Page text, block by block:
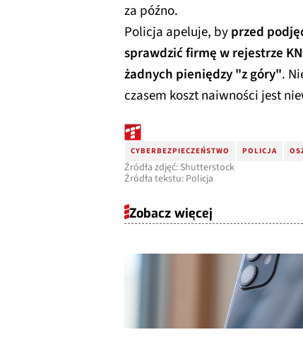
za późno.
Policja apeluje, byprzed
sprawdzić firmę w rejestrze
żadnych pieniędzy "z góry".
czasem koszt naiwności jest
CYBERBEZPIECZEŃSTWO POLICJA
Źródła zdjęć: Shutterstock
Źródła tekstu: Policja
Zobacz więcej